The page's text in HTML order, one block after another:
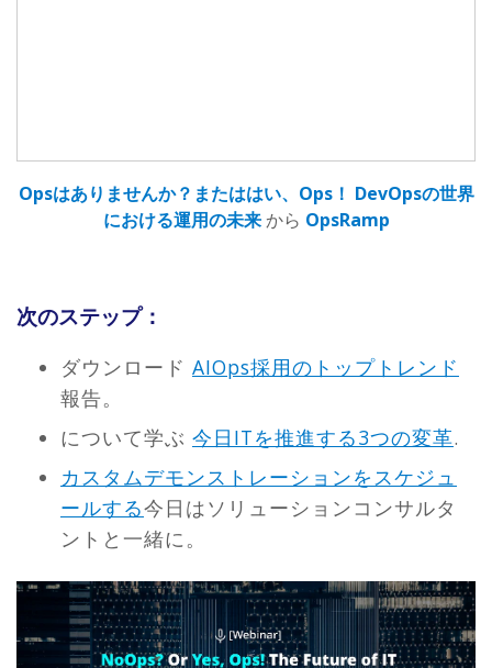
Opsはありませんか？またははい、Ops！ DevOpsの世界
における運用の未来 から OpsRamp
次のステップ：
ダウンロード AIOps採用のトップトレンド
報告。
について学ぶ 今日ITを推進する3つの変革.
カスタムデモンストレーションをスケジュ
ールする今日はソリューションコンサルタ
ントと一緒に。